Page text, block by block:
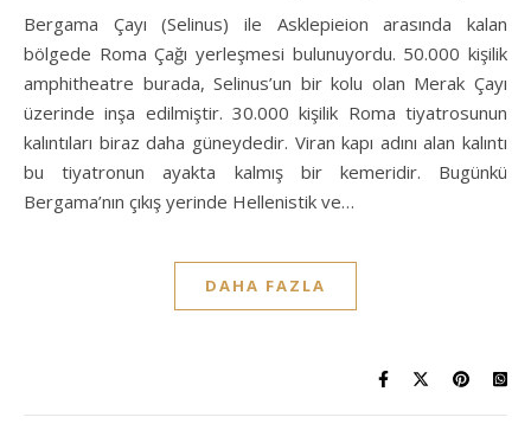
Bergama Çayı (Selinus) ile Asklepieion arasında kalan
bölgede Roma Çağı yerleşmesi bulunuyordu. 50.000 kişilik
amphitheatre burada, Selinus’un bir kolu olan Merak Çayı
üzerinde inşa edilmiştir. 30.000 kişilik Roma tiyatrosunun
kalıntıları biraz daha güneydedir. Viran kapı adını alan kalıntı
bu tiyatronun ayakta kalmış bir kemeridir. Bugünkü
Bergama’nın çıkış yerinde Hellenistik ve…
DAHA FAZLA